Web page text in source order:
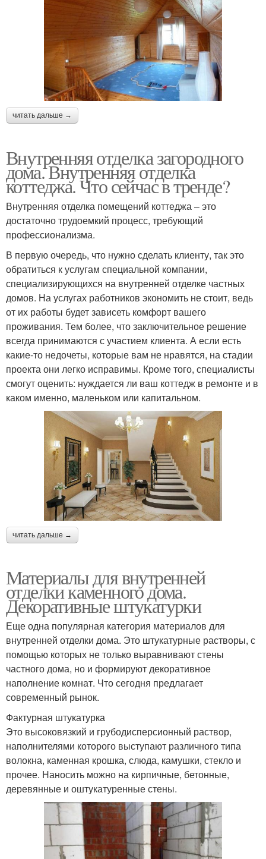
читать дальше →
Внутренняя отделка загородного
дома. Внутренняя отделка
коттеджа. Что сейчас в тренде?
Внутренняя отделка помещений коттеджа – это
достаточно трудоемкий процесс, требующий
профессионализма.
В первую очередь, что нужно сделать клиенту, так это
обратиться к услугам специальной компании,
специализирующихся на внутренней отделке частных
домов. На услугах работников экономить не стоит, ведь
от их работы будет зависеть комфорт вашего
проживания. Тем более, что заключительное решение
всегда принимаются с участием клиента. А если есть
какие-то недочеты, которые вам не нравятся, на стадии
проекта они легко исправимы. Кроме того, специалисты
смогут оценить: нуждается ли ваш коттедж в ремонте и в
каком именно, маленьком или капитальном.
читать дальше →
Материалы для внутренней
отделки каменного дома.
Декоративные штукатурки
Еще одна популярная категория материалов для
внутренней отделки дома. Это штукатурные растворы, с
помощью которых не только выравнивают стены
частного дома, но и формируют декоративное
наполнение комнат. Что сегодня предлагает
современный рынок.
Фактурная штукатурка
Это высоковязкий и грубодисперсионный раствор,
наполнителями которого выступают различного типа
волокна, каменная крошка, слюда, камушки, стекло и
прочее. Наносить можно на кирпичные, бетонные,
деревянные и оштукатуренные стены.